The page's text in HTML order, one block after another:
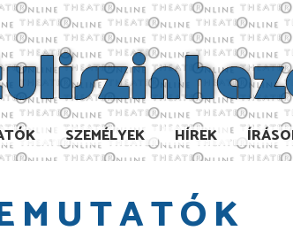
SZEMÉLYEK HÍREK